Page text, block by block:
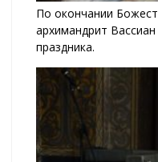
По окончании
архимандрит
праздника.